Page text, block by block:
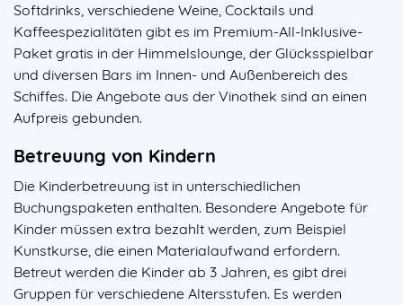
Softdrinks, verschiedene Weine, Cocktails und
Kaffeespezialitäten gibt es im Premium-All-Inklusive-
Paket gratis in der Himmelslounge, der Glücksspielbar
und diversen Bars im Innen- und Außenbereich des
Schiffes. Die Angebote aus der Vinothek sind an einen
Aufpreis gebunden.
Betreuung von Kindern
Die Kinderbetreuung ist in unterschiedlichen
Buchungspaketen enthalten. Besondere Angebote für
Kinder müssen extra bezahlt werden, zum Beispiel
Kunstkurse, die einen Materialaufwand erfordern.
Betreut werden die Kinder ab 3 Jahren, es gibt drei
Gruppen für verschiedene Altersstufen. Es werden